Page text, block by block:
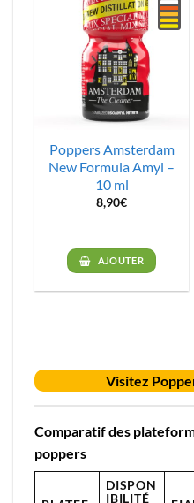
Poppers Amsterdam
New Formula Amyl –
10 ml
8,90€
AJOUTER
Visitez
Comparatif des
poppers
DISPON
IBILITÉ